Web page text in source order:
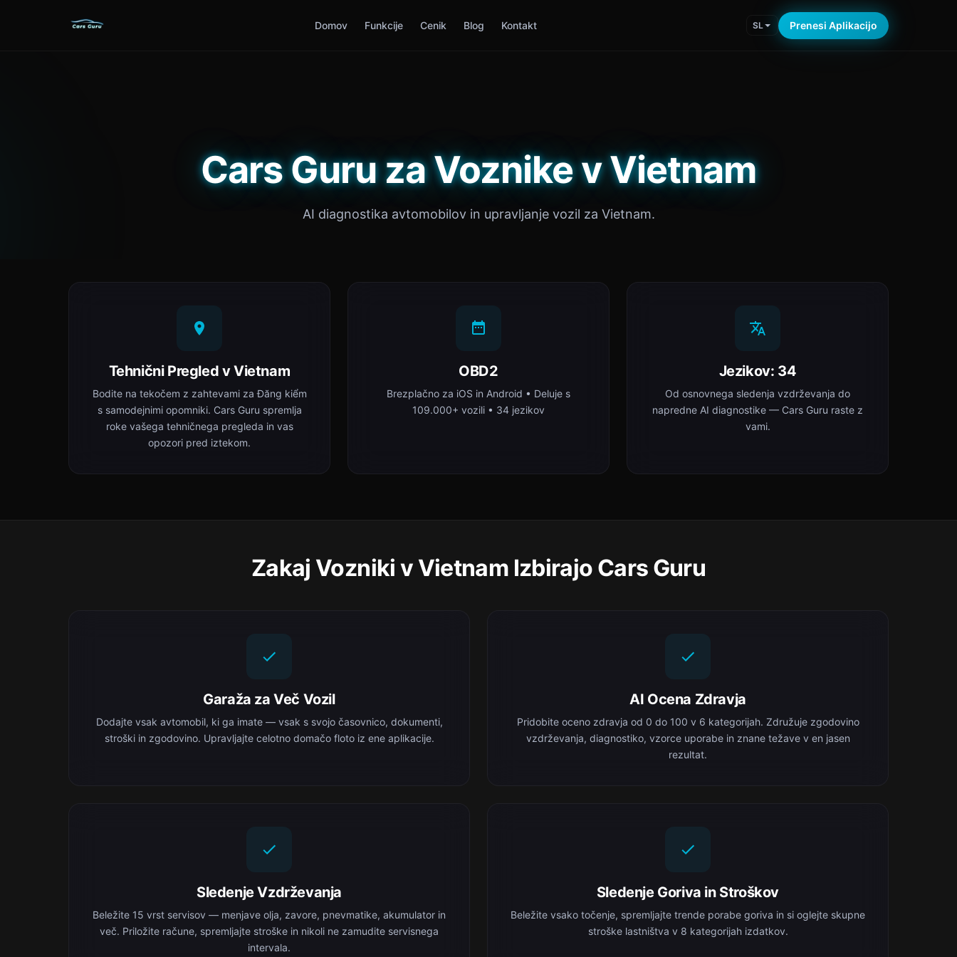
Domov Funkcije Cenik Blog Kontakt SL Prenesi Aplikacijo
Cars Guru za Voznike v Vietnam
AI diagnostika avtomobilov in upravljanje vozil za Vietnam.
Tehnični Pregled v Vietnam
Bodite na tekočem z zahtevami za Đăng kiểm
s samodejnimi opomniki. Cars Guru spremlja
roke vašega tehničnega pregleda in vas
opozori pred iztekom.
OBD2
Brezplačno za iOS in Android • Deluje s
109.000+ vozili • 34 jezikov
Jezikov: 34
Od osnovnega sledenja vzdrževanja do
napredne AI diagnostike — Cars Guru raste z
vami.
Zakaj Vozniki v Vietnam Izbirajo Cars Guru
Garaža za Več Vozil
Dodajte vsak avtomobil, ki ga imate — vsak s svojo časovnico, dokumenti,
stroški in zgodovino. Upravljajte celotno domačo floto iz ene aplikacije.
AI Ocena Zdravja
Pridobite oceno zdravja od 0 do 100 v 6 kategorijah. Združuje zgodovino
vzdrževanja, diagnostiko, vzorce uporabe in znane težave v en jasen
rezultat.
Sledenje Vzdrževanja
Beležite 15 vrst servisov — menjave olja, zavore, pnevmatike, akumulator in
več. Priložite račune, spremljajte stroške in nikoli ne zamudite servisnega
intervala.
Sledenje Goriva in Stroškov
Beležite vsako točenje, spremljajte trende porabe goriva in si oglejte skupne
stroške lastništva v 8 kategorijah izdatkov.